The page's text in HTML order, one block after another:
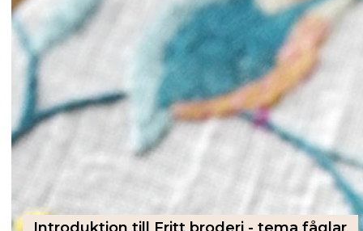
Introduktion till Fritt broderi - tema fåglar